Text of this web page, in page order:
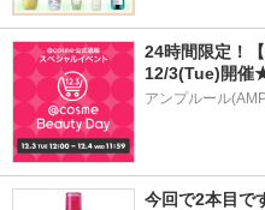
24時間限定！
12/3(Tue)開催
アンプルール
今回で2本目で